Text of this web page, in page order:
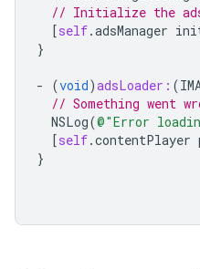
// Initialize the ads
[self.adsManager
}
- (void)adsLoader: (
// Something went
NSLog(@"Error
[self.contentPlayer
}